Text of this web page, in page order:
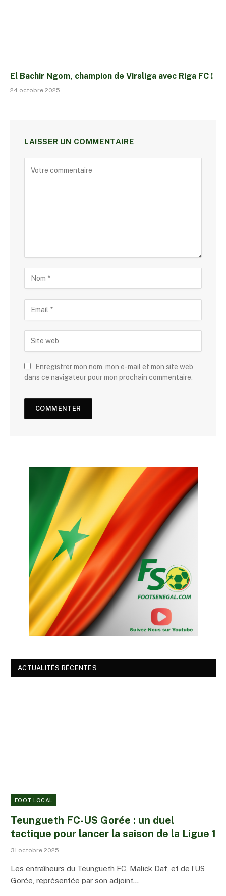
El Bachir Ngom, champion de Virsliga avec Riga FC !
24 octobre 2025
LAISSER UN COMMENTAIRE
Enregistrer mon nom, mon e-mail et mon site web
dans ce navigateur pour mon prochain commentaire.
ACTUALITÉS RÉCENTES
FOOT LOCAL
Teungueth FC-US Gorée : un duel
tactique pour lancer la saison de la Ligue 1
31 octobre 2025
Les entraîneurs du Teungueth FC, Malick Daf, et de l’US
Gorée, représentée par son adjoint…